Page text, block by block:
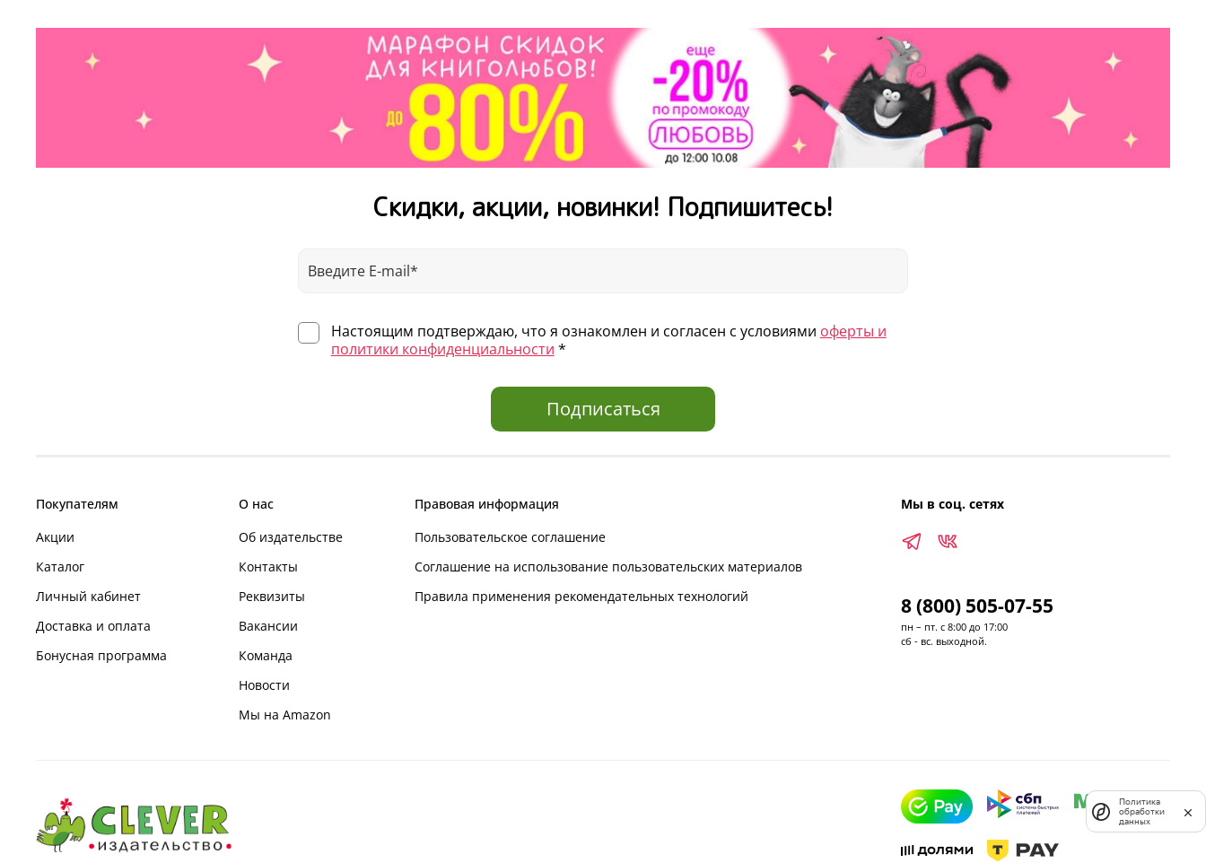
Скидки, акции, новинки! Подпишитесь!
Настоящим подтверждаю, что я ознакомлен и согласен с условиями оферты и
политики конфиденциальности *
Подписаться
Покупателям
Акции
Каталог
Личный кабинет
Доставка и оплата
Бонусная программа
О нас
Об издательстве
Контакты
Реквизиты
Вакансии
Команда
Новости
Мы на Amazon
Правовая информация
Пользовательское соглашение
Соглашение на использование пользовательских материалов
Правила применения рекомендательных технологий
Мы в соц. сетях
8 (800) 505-07-55
пн – пт. с 8:00 до 17:00
сб - вс. выходной.
Политика
обработки
данных